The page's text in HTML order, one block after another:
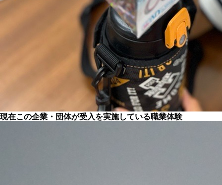
現在この企業・団体が受入を実施している職業体験